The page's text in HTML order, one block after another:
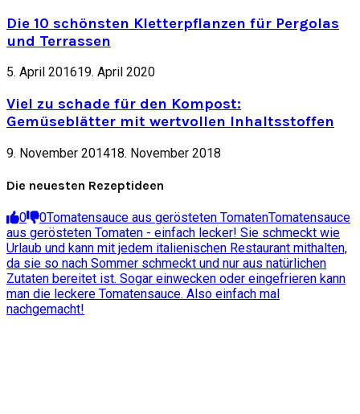
Die 10 schönsten Kletterpflanzen für Pergolas
und Terrassen
5. April 201619. April 2020
Viel zu schade für den Kompost:
Gemüseblätter mit wertvollen Inhaltsstoffen
9. November 201418. November 2018
Die neuesten Rezeptideen
0 0Tomatensauce aus gerösteten TomatenTomatensauce
aus gerösteten Tomaten - einfach lecker! Sie schmeckt wie
Urlaub und kann mit jedem italienischen Restaurant mithalten,
da sie so nach Sommer schmeckt und nur aus natürlichen
Zutaten bereitet ist. Sogar einwecken oder eingefrieren kann
man die leckere Tomatensauce. Also einfach mal
nachgemacht!